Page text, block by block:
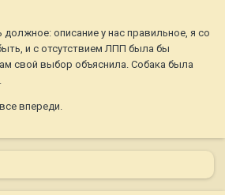
описание у нас правильное, я со
и с отсутствием ЛПП была бы
свой выбор объяснила. Собака была
впереди.